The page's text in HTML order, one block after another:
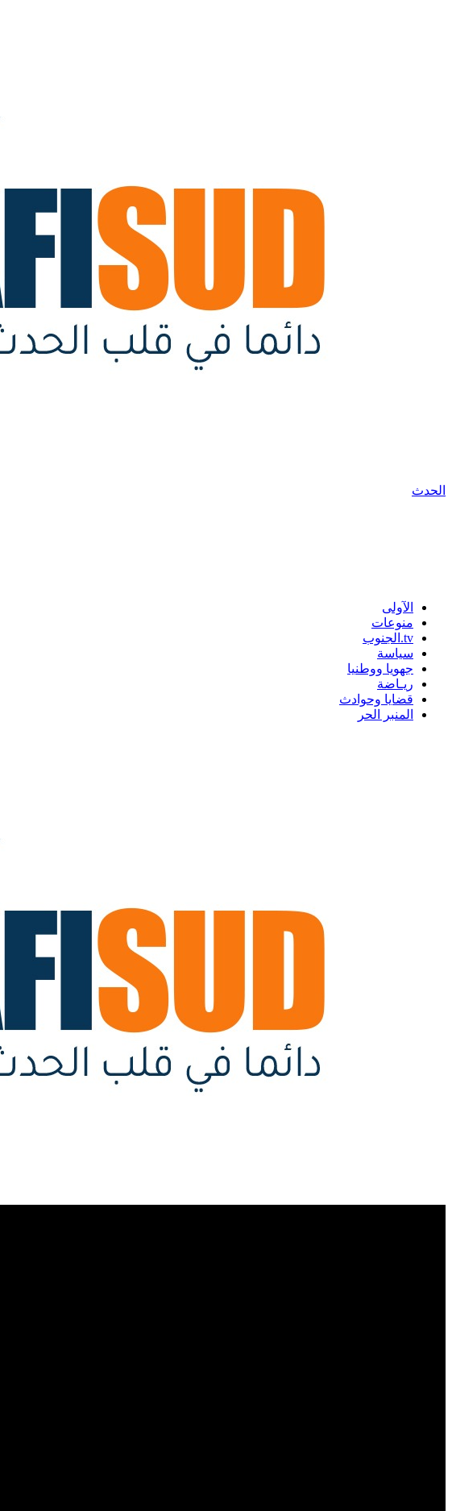
الحدث
الآولى
منوعات
tv.الجنوب
سياسة
جهويا ووطنيا
ريـاضة
قضايا وحوادث
المنبر الحر